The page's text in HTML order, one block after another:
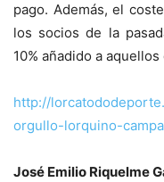
pago. Además, el
los socios de la
10% añadido a
http://
orgullo-lorquino-
José Emilio Riquelme